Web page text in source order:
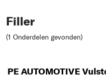
Of selecteer voertuig
Filler
(1 Onderdelen gevonden)
PE AUTOMOTIVE